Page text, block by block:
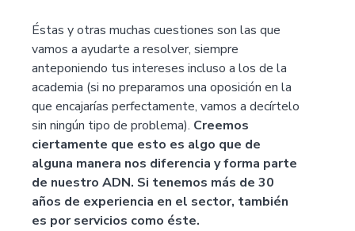
Éstas y otras muchas cuestiones son las que
vamos a ayudarte a resolver, siempre
anteponiendo tus intereses incluso a los de la
academia (si no preparamos una oposición en la
que encajarías perfectamente, vamos a decírtelo
sin ningún tipo de problema). Creemos
ciertamente que esto es algo que de
alguna manera nos diferencia y forma parte
de nuestro ADN. Si tenemos más de 30
años de experiencia en el sector, también
es por servicios como éste.